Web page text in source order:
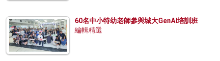
60名中小特幼老師參與城大GenAI培訓班
編輯精選